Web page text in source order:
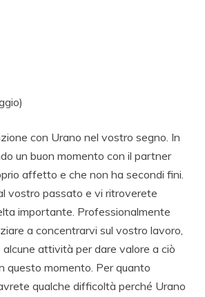
con Urano nel vostro segno. In
un buon momento con il partner
affetto e che non ha secondi fini.
vostro passato e vi ritroverete
importante. Professionalmente
a concentrarvi sul vostro lavoro,
attività per dare valore a ciò
questo momento. Per quanto
qualche difficoltà perché Urano